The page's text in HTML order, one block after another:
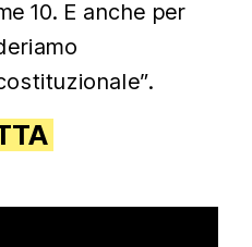
10. E anche per